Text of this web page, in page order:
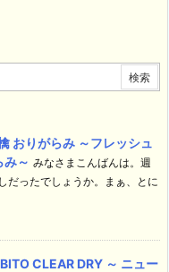
おりがらみ ～フレッシュ
み～ みなさまこんばんは。週
だったでしょうか。まぁ、とに
CLEAR DRY ～ ニュー